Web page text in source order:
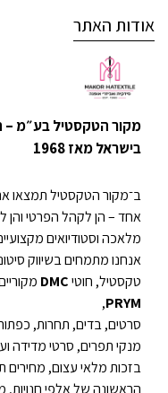
אודות האתר
מקור הטקסטיל בע״מ –
בישראל מאז 1968
ב־מקור הטקסטיל תמצאו
אחד – הן לקהל הפרטי והן
מלאכה וסטודיואים
אנחנו מתמחים בשיווק
טקסטיל, חוטיDMC
PRYM
,
סרטים, בדים, תחרות,
מנקי תפרים, סרטי מדידה
בזכות מלאי עצום, מחירים
הראשונה של אלפי חנויות,